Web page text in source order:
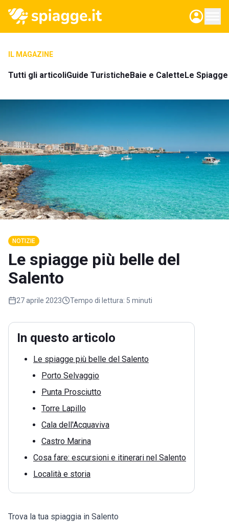
IL MAGAZINE
Tutti gli articoliGuide TuristicheBaie e CaletteLe
NOTIZIE
Le spiagge più belle del
Salento
27 aprile 2023 Tempo di lettura: 5 minuti
In questo articolo
Le spiagge più belle del Salento
Porto Selvaggio
Punta Prosciutto
Torre Lapillo
Cala dell'Acquaviva
Castro Marina
Cosa fare: escursioni e itinerari nel Salento
Località e storia
Trova la tua spiaggia in Salento